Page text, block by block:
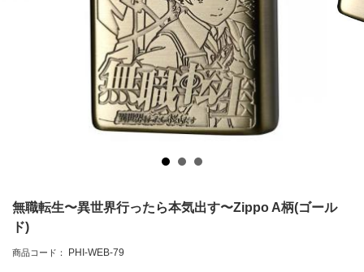
無職転生〜異世界行ったら本気出す〜Zippo A柄(ゴール
ド)
商品コード： PHI-WEB-79